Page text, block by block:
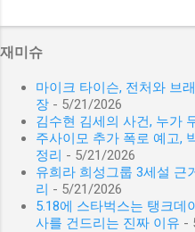
재미슈
마이크 타이슨, 전처와 브
장 - 5/21/2026
김수현 김세의 사건, 누가
주사이모 추가 폭로 예고,
정리 - 5/21/2026
유희라 희성그룹 3세설 근
리 - 5/21/2026
5.18에 스타벅스는 탱크데
사를 건드리는 진짜 이유 -